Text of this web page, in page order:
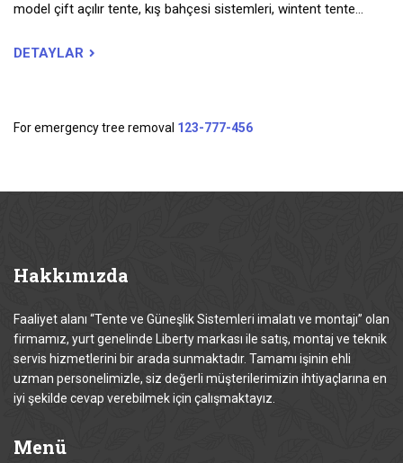
model çift açılır tente, kış bahçesi sistemleri, wintent tente…
DETAYLAR
For emergency tree removal 123-777-456
Hakkımızda
Faaliyet alanı “Tente ve Güneşlik Sistemleri imalatı ve montajı” olan
firmamız, yurt genelinde Liberty markası ile satış, montaj ve teknik
servis hizmetlerini bir arada sunmaktadır. Tamamı işinin ehli
uzman personelimizle, siz değerli müşterilerimizin ihtiyaçlarına en
iyi şekilde cevap verebilmek için çalışmaktayız.
Menü